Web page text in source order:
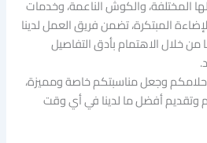
المختلفة، والكوش الناعمة، وخدمات
المبتكرة، تضمن فريق العمل لدينا
من خلال الاهتمام بأدق التفاصيل
وجعل مناسبتكم خاصة ومميزة،
وتقديم أفضل ما لدينا في أي وقت